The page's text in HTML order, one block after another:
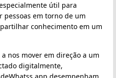
útil para
em torno de um
conhecimento em um
nos mover em direção a um
digitalmente,